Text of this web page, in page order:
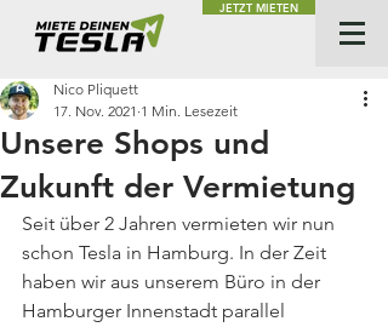
JETZT MIETEN
Unsere Shops und
Zukunft der Vermietung
Nico Pliquett
17. Nov. 2021 1 Min. Lesezeit
Seit über 2 Jahren vermieten wir nun
schon Tesla in Hamburg. In der Zeit
haben wir aus unserem Büro in der
Hamburger Innenstadt parallel